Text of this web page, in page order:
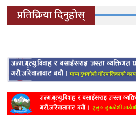
प्रतिक्रिया दिनुहोस्